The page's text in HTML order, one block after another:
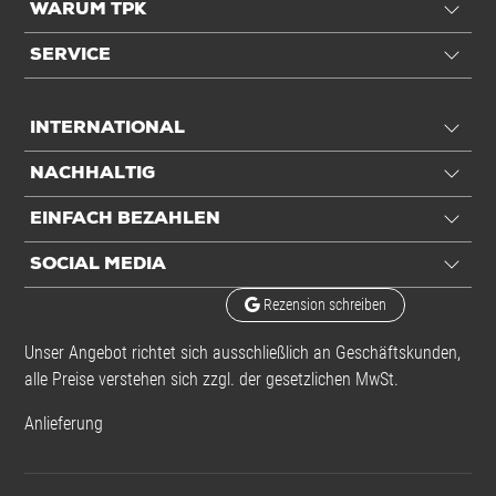
Wellenart B-Welle
FEFCO-Typ 0320
Anwendung
Für Höhe
Einheiten Stück: 1 Stück / 1,018 kg
Alle Angaben ohne Gewähr, Druckfehler vorbehalten.
WARUM TPK
SERVICE
INTERNATIONAL
NACHHALTIG
EINFACH BEZAHLEN
SOCIAL MEDIA
Rezension schreiben
Unser Angebot richtet sich ausschließlich an Geschäftskunden,
alle Preise verstehen sich zzgl. der gesetzlichen MwSt.
Anlieferung